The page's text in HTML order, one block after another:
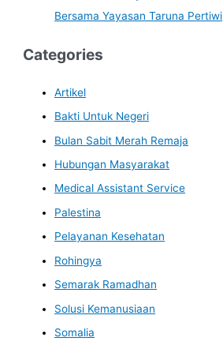
Bersama Yayasan Taruna Pertiwi
Categories
Artikel
Bakti Untuk Negeri
Bulan Sabit Merah Remaja
Hubungan Masyarakat
Medical Assistant Service
Palestina
Pelayanan Kesehatan
Rohingya
Semarak Ramadhan
Solusi Kemanusiaan
Somalia